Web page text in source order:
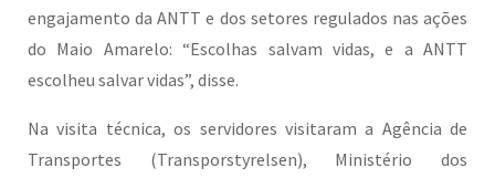
engajamento da ANTT e dos setores regulados nas ações
do Maio Amarelo: “Escolhas salvam vidas, e a ANTT
escolheu salvar vidas”, disse.
Na visita técnica, os servidores visitaram a Agência de
Transportes (Transporstyrelsen), Ministério dos